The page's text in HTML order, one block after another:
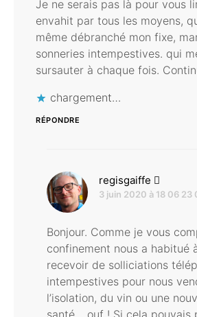
Je ne serais pas là pour vous
envahit par tous les moyens,
même débranché mon fixe,
sonneries intempestives. qui
sursauter à chaque fois.
chargement…
RÉPONDRE
regisgaiffe
3 juin 2020 à 18 06 23
Bonjour. Comme je vous
confinement nous a habitué
recevoir de solliciations
intempestives pour nous
l’isolation, du vin ou une
santé …ouf ! Si cela pouvais